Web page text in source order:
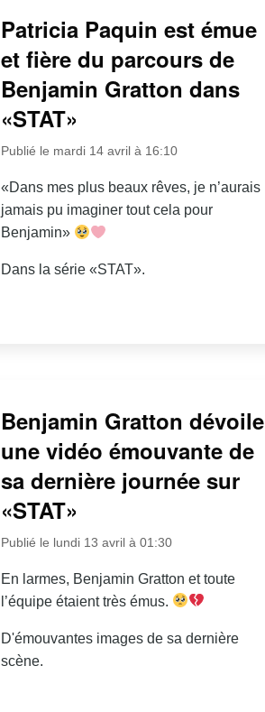
Patricia Paquin est émue
et fière du parcours de
Benjamin Gratton dans
«STAT»
Publié le mardi 14 avril à 16:10
«Dans mes plus beaux rêves, je n’aurais
jamais pu imaginer tout cela pour
Benjamin»
Dans la série «STAT».
Benjamin Gratton dévoile
une vidéo émouvante de
sa dernière journée sur
«STAT»
Publié le lundi 13 avril à 01:30
En larmes, Benjamin Gratton et toute
l’équipe étaient très émus.
D'émouvantes images de sa dernière
scène.